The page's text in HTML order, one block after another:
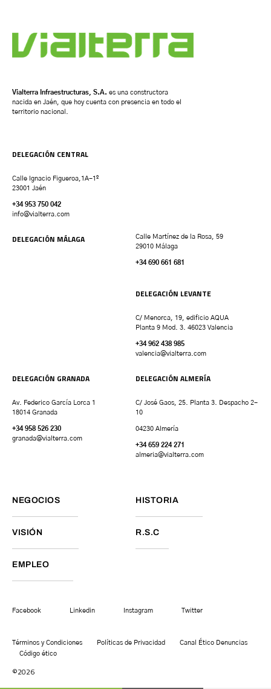
Vialterra Infraestructuras, S.A. es una constructora
nacida en Jaén, que hoy cuenta con presencia en todo el
territorio nacional.
DELEGACIÓN CENTRAL
Calle Ignacio Figueroa,1A-1º
23001 Jaén
+34 953 750 042
info@vialterra.com
DELEGACIÓN MÁLAGA
Calle Martínez de la Rosa, 59
29010 Málaga
+34 690 661 681
DELEGACIÓN LEVANTE
C/ Menorca, 19, edificio AQUA
Planta 9 Mod. 3. 46023 Valencia
+34 962 438 985
valencia@vialterra.com
DELEGACIÓN GRANADA
Av. Federico García Lorca 1
18014 Granada
+34 958 526 230
granada@vialterra.com
DELEGACIÓN ALMERÍA
C/ José Gaos, 25. Planta 3. Despacho 2-
10
04230 Almería
+34 659 224 271
almeria@vialterra.com
NEGOCIOS HISTORIA
VISIÓN R.S.C
EMPLEO
Facebook Linkedin Instagram Twitter
Términos y Condiciones Políticas de Privacidad
Canal Ético Denuncias
Código ético
©2026